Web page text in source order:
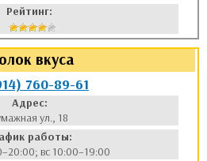
Рейтинг:
вкуса
760-89-61
Адрес:
ул., 18
работы:
вс 10:00–19:00